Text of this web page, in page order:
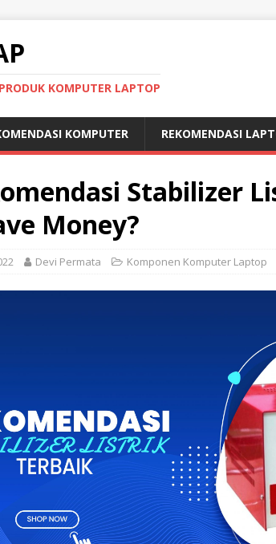
KOMPUTER LAPTOP
KOMPUTER REKOMENDASI
Stabilizer
Money?
Devi Permata Komponen Komputer Laptop